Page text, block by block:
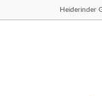
Heiderinder